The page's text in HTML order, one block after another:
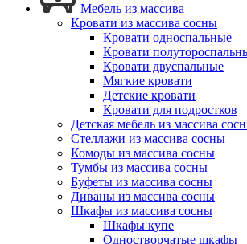
Мебель из массива
Кровати из массива сосны
Кровати односпальные
Кровати
Кровати двуспальные
Мягкие кровати
Детские кровати
Кровати для подростков
Детская мебель из массива
Стеллажи из массива сосны
Комоды из массива сосны
Тумбы из массива сосны
Буфеты из массива сосны
Диваны из массива сосны
Шкафы из массива сосны
Шкафы купе
Одностворчатые шкафы